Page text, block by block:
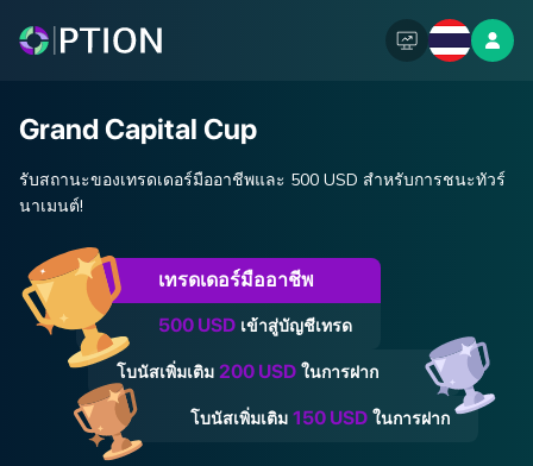
Grand Capital Cup
รับสถานะของเทรดเดอร์มืออาชีพและ 500 USD สำหรับการชนะทัวร์
นาเมนต์!
เทรดเดอร์มืออาชีพ
500 USDเข้าสู่บัญชีเทรด
โบนัสเพิ่มเติม 200 USD ในการฝาก
โบนัสเพิ่มเติม 150 USD ในการฝาก